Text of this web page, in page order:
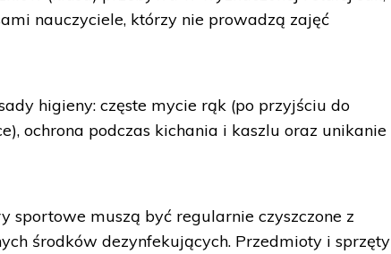
nauczyciele, którzy nie prowadzą zajęć
higieny: częste mycie rąk (po przyjściu do
ochrona podczas kichania i kaszlu oraz unikanie
sportowe muszą być regularnie czyszczone z
środków dezynfekujących. Przedmioty i sprzęty